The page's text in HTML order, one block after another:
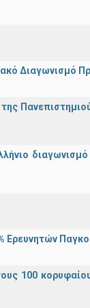
Διαγωνισμό
Ερευνητών
100